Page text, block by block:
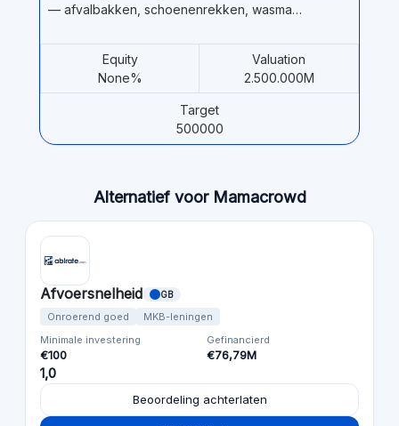
— afvalbakken, schoenenrekken, wasma…
Equity
None%
Valuation
2.500.000M
Target
500000
Alternatief voor Mamacrowd
Afvoersnelheid GB
Onroerend goed
MKB-leningen
Minimale investering
€100
Gefinancierd
€76,79M
1,0
Beoordeling achterlaten